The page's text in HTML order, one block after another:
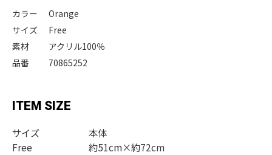
カラー
Orange
サイズ
Free
素材
アクリル100％
品番
70865252
ITEM SIZE
サイズ
本体
Free
約51cm×約72cm